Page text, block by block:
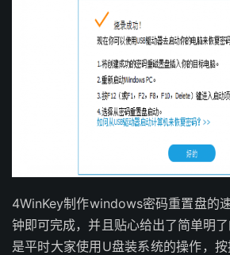
4WinKey制作windows密码重置盘的
钟即可完成，并且贴心给出了简单明
是平时大家使用U盘装系统的操作，